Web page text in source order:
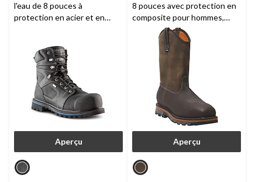
l'eau de 8 pouces à
protection en acier et en
Workpro Series
Aperçu
8 pouces avec protection en
composite pour hommes,
True Grit,Timberland PRO
Aperçu